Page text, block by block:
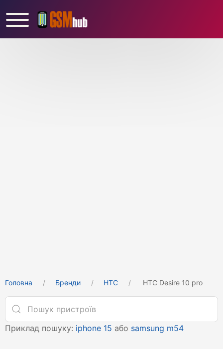
Головна Бренди HTC HTC Desire 10 pro
Приклад пошуку: iphone 15 або samsung m54